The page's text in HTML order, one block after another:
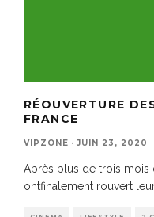
RÉOUVERTURE
FRANCE
VIPZONE · JUIN 23, 2020
Après plus de trois mois
ontfinalement rouvert